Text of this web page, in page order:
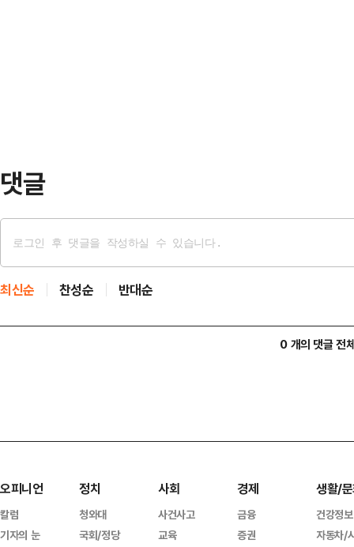
댓글
최신순 찬성순 반대순
0 개의 댓글 전
오피니언
칼럼
기자의 눈
정치
청와대
국회/정당
사회
사건사고
교육
경제
금융
증권
생활/
건강정보
자동차/